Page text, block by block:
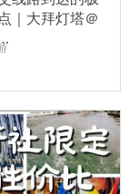
｜大拜灯塔＠